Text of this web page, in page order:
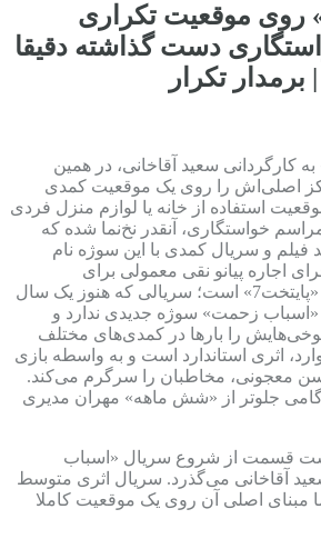
موقعیت تکراری
دست گذاشته دقیقا
کارگردانی سعید آقاخانی، در همین
اصلی‌اش را روی یک موقعیت کمدی
استفاده از خانه یا لوازم منزل فردی
خواستگاری، آنقدر نخ‌نما شده که
فیلم و سریال کمدی با این سوژه نام
اجاره پیانو نقی معمولی برای
خواستگاری دخترش در «پایتخت7» است؛ سریالی که هنوز یک سال
زحمت» سوژه جدیدی ندارد و
را بارها در کمدی‌های مختلف
اثری استاندارد است و به واسطه بازی
معجونی، مخاطبان را سرگرم می‌کند.
جلوتر از «شش ماهه» مهران مدیری
قسمت از شروع سریال «اسباب
آقاخانی می‌گذرد. سریال اثری متوسط
مبنای اصلی آن روی یک موقعیت کاملا